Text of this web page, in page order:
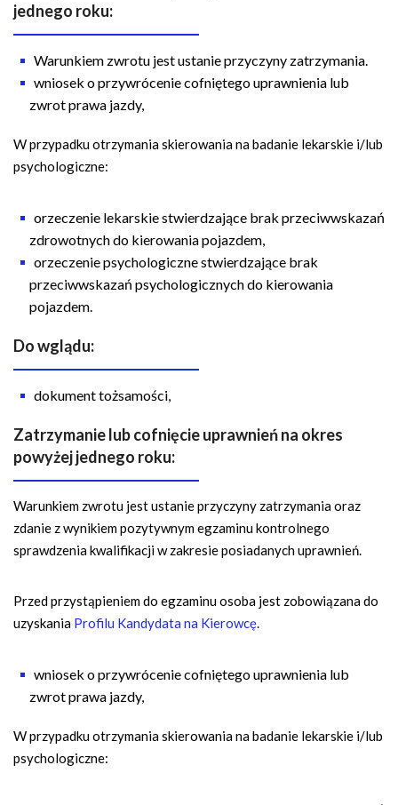
jednego roku:
Warunkiem zwrotu jest ustanie przyczyny zatrzymania.
wniosek o przywrócenie cofniętego uprawnienia lub
zwrot prawa jazdy,
W przypadku otrzymania skierowania na badanie lekarskie i/lub
psychologiczne:
orzeczenie lekarskie stwierdzające brak przeciwwskazań
zdrowotnych do kierowania pojazdem,
orzeczenie psychologiczne stwierdzające brak
przeciwwskazań psychologicznych do kierowania
pojazdem.
Do wglądu:
dokument tożsamości,
Zatrzymanie lub cofnięcie uprawnień na okres
powyżej jednego roku:
Warunkiem zwrotu jest ustanie przyczyny zatrzymania oraz
zdanie z wynikiem pozytywnym egzaminu kontrolnego
sprawdzenia kwalifikacji w zakresie posiadanych uprawnień.
Przed przystąpieniem do egzaminu osoba jest zobowiązana do
uzyskania Profilu Kandydata na Kierowcę.
wniosek o przywrócenie cofniętego uprawnienia lub
zwrot prawa jazdy,
W przypadku otrzymania skierowania na badanie lekarskie i/lub
psychologiczne: